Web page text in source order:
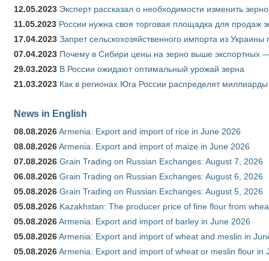
12.05.2023 Эксперт рассказал о необходимости изменить
11.05.2023 России нужна своя торговая площадка для продаж
17.04.2023 Запрет сельскохозяйственного импорта из
07.04.2023 Почему в Сибири цены на зерно выше экспортных
29.03.2023 В России ожидают оптимальный урожай зерна
21.03.2023 Как в регионах Юга России распределят
News in English
08.08.2026Armenia: Export and import of rice in June 2026
08.08.2026Armenia: Export and import of maize in June 2026
07.08.2026 Grain Trading on Russian Exchanges: August 7, 2026
06.08.2026 Grain Trading on Russian Exchanges: August 6, 2026
05.08.2026 Grain Trading on Russian Exchanges: August 5, 2026
05.08.2026 Kazakhstan: The producer price of fine flour from
05.08.2026Armenia: Export and import of barley in June 2026
05.08.2026Armenia: Export and import of wheat and meslin in
05.08.2026Armenia: Export and import of wheat or meslin flour in